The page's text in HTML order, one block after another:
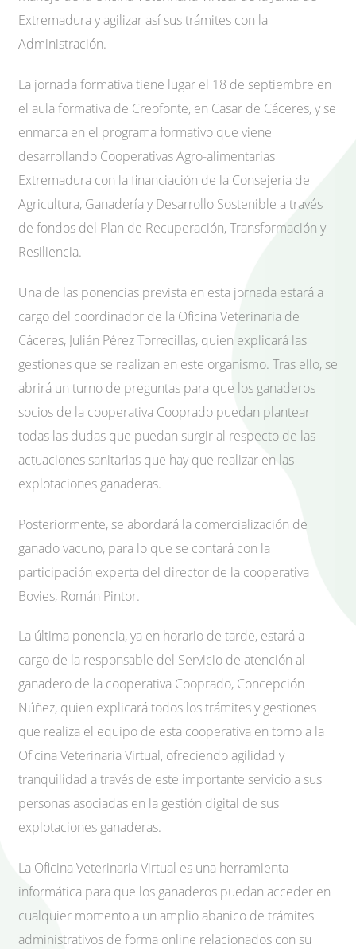
Extremadura y agilizar así sus trámites con la
Administración.
La jornada formativa tiene lugar el 18 de septiembre en
el aula formativa de Creofonte, en Casar de Cáceres, y se
enmarca en el programa formativo que viene
desarrollando Cooperativas Agro-alimentarias
Extremadura con la financiación de la Consejería de
Agricultura, Ganadería y Desarrollo Sostenible a través
de fondos del Plan de Recuperación, Transformación y
Resiliencia.
Una de las ponencias prevista en esta jornada estará a
cargo del coordinador de la Oficina Veterinaria de
Cáceres, Julián Pérez Torrecillas, quien explicará las
gestiones que se realizan en este organismo. Tras ello, se
abrirá un turno de preguntas para que los ganaderos
socios de la cooperativa Cooprado puedan plantear
todas las dudas que puedan surgir al respecto de las
actuaciones sanitarias que hay que realizar en las
explotaciones ganaderas.
Posteriormente, se abordará la comercialización de
ganado vacuno, para lo que se contará con la
participación experta del director de la cooperativa
Bovies, Román Pintor.
La última ponencia, ya en horario de tarde, estará a
cargo de la responsable del Servicio de atención al
ganadero de la cooperativa Cooprado, Concepción
Núñez, quien explicará todos los trámites y gestiones
que realiza el equipo de esta cooperativa en torno a la
Oficina Veterinaria Virtual, ofreciendo agilidad y
tranquilidad a través de este importante servicio a sus
personas asociadas en la gestión digital de sus
explotaciones ganaderas.
La Oficina Veterinaria Virtual es una herramienta
informática para que los ganaderos puedan acceder en
cualquier momento a un amplio abanico de trámites
administrativos de forma online relacionados con su